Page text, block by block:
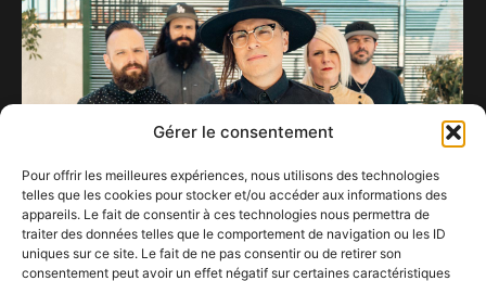
Gérer le consentement
Pour offrir les meilleures expériences, nous utilisons des technologies
telles que les cookies pour stocker et/ou accéder aux informations des
appareils. Le fait de consentir à ces technologies nous permettra de
traiter des données telles que le comportement de navigation ou les ID
uniques sur ce site. Le fait de ne pas consentir ou de retirer son
consentement peut avoir un effet négatif sur certaines caractéristiques